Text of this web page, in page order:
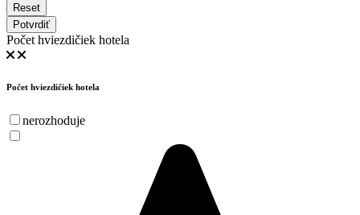
Reset
Potvrdiť
Počet hviezdičiek hotela
Počet hviezdičiek hotela
nerozhoduje